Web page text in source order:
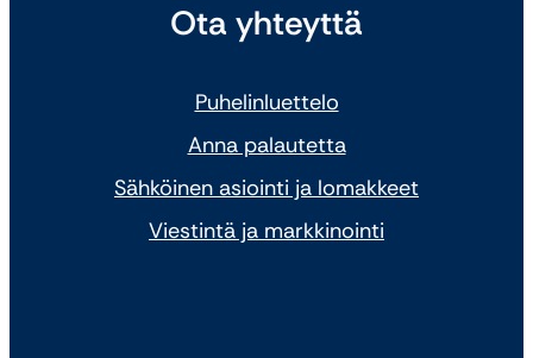
Ota yhteyttä
Puhelinluettelo
Anna palautetta
Sähköinen asiointi ja lomakkeet
Viestintä ja markkinointi